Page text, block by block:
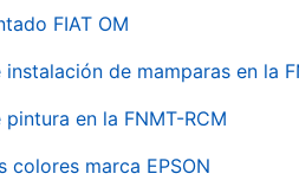
FIAT OM
de mamparas en la
en la FNMT-RCM
marca EPSON